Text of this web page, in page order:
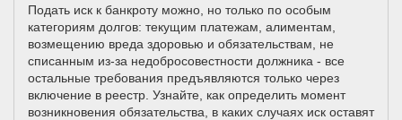
Подать иск к банкроту можно, но только по особым
категориям долгов: текущим платежам, алиментам,
возмещению вреда здоровью и обязательствам, не
списанным из‑за недобросовестности должника - все
остальные требования предъявляются только через
включение в реестр. Узнайте, как определить момент
возникновения обязательства, в каких случаях иск оставят